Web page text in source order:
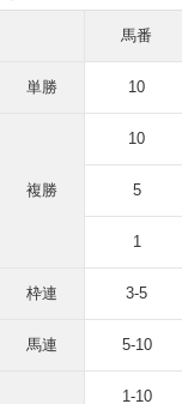
馬番
単勝 10
複勝
10
5
1
枠連 3-5
馬連 5-10
1-10